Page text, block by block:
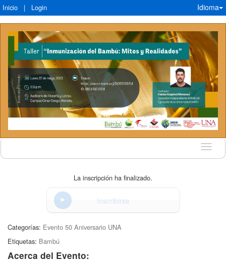
Inicio | Login Idioma
Idioma
La inscripción ha finalizado.
Inscribirse
Categorías: Evento 50 Aniversario UNA
Etiquetas: Bambú
Acerca del Evento: